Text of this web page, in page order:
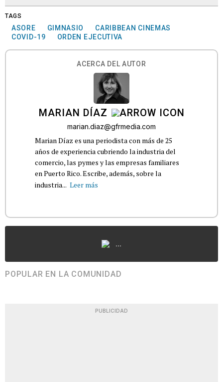
TAGS
ASORE GIMNASIO
CARIBBEAN CINEMAS
COVID-19
ORDEN EJECUTIVA
ACERCA DEL AUTOR
MARIAN DÍAZ
marian.diaz@gfrmedia.com
Marian Díaz es una periodista con más de 25
años de experiencia cubriendo la industria del
comercio, las pymes y las empresas familiares
en Puerto Rico. Escribe, además, sobre la
industria... Leer más
...
POPULAR EN LA COMUNIDAD
PUBLICIDAD